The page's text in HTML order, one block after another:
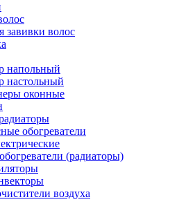
волос
напольный
настольный
оконные
обогреватели
(радиаторы)
воздуха